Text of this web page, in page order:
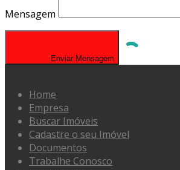
Mensagem
Enviar Mensagem
Home
Empresa
Buscar Imóveis
Cadastre o seu Imóvel
Documentos
Trabalhe Conosco